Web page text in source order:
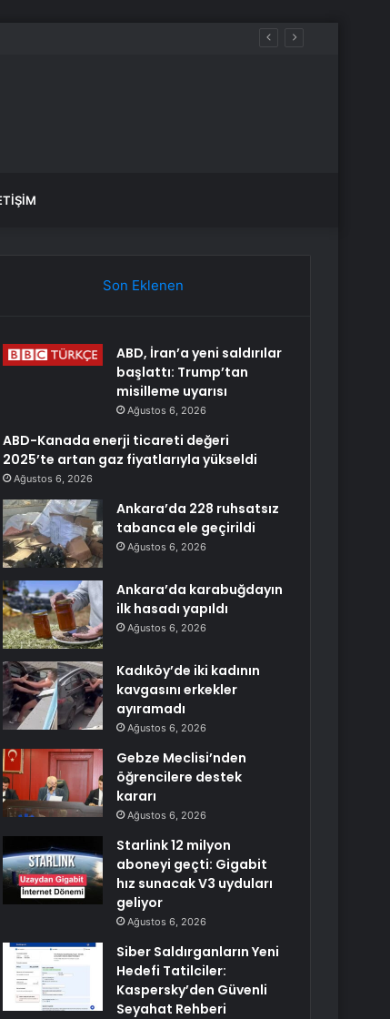
Son Eklenen
ABD, İran’a yeni saldırılar
başlattı: Trump’tan
misilleme uyarısı
Ağustos 6, 2026
ABD-Kanada enerji ticareti değeri
2025’te artan gaz fiyatlarıyla yükseldi
Ağustos 6, 2026
Ankara’da 228 ruhsatsız
tabanca ele geçirildi
Ağustos 6, 2026
Ankara’da karabuğdayın
ilk hasadı yapıldı
Ağustos 6, 2026
Kadıköy’de iki kadının
kavgasını erkekler
ayıramadı
Ağustos 6, 2026
Gebze Meclisi’nden
öğrencilere destek
kararı
Ağustos 6, 2026
Starlink 12 milyon
aboneyi geçti: Gigabit
hız sunacak V3 uyduları
geliyor
Ağustos 6, 2026
Siber Saldırganların Yeni
Hedefi Tatilciler:
Kaspersky’den Güvenli
Seyahat Rehberi